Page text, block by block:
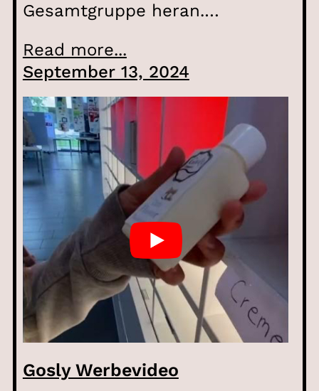
Gesamtgruppe heran.…
Read more...
September 13, 2024
Gosly Werbevideo